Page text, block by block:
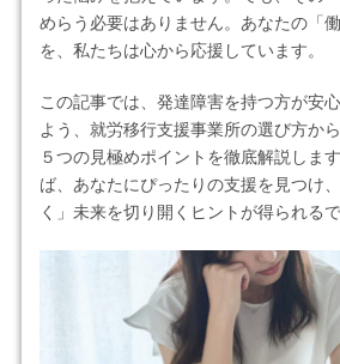
めらう必要はありません。あなたの「
を、私たちは心から応援しています。
この記事では、発達障害を持つ方が安
よう、就労移行支援事業所の選び方か
５つの見極めポイントを徹底解説しま
ば、あなたにぴったりの支援を見つけ
く」未来を切り開くヒントが得られるで